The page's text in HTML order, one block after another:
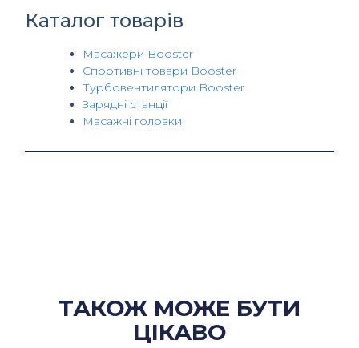
Каталог товарів
Масажери Booster
Спортивні товари Booster
Турбовентилятори Booster
Зарядні станції
Масажні головки
ТАКОЖ МОЖЕ БУТИ
ЦІКАВО